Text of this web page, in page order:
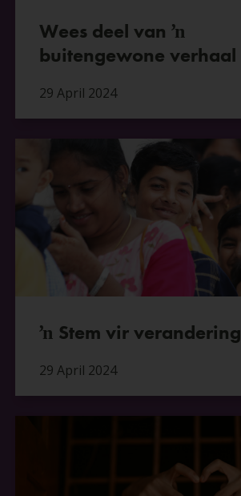
Wees deel van ŉ
buitengewone verhaal
29 April 2024
ŉ Stem vir verandering
29 April 2024